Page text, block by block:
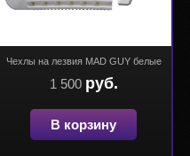
Чехлы на лезвия MAD GUY белые
1 500 руб.
В корзину